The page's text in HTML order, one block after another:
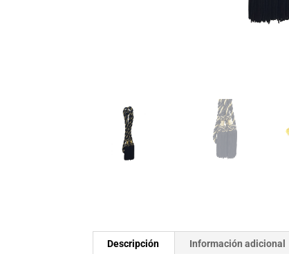
Descripción Información adicional